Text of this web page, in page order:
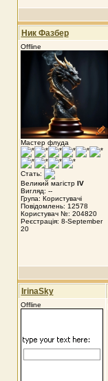
Ник Фазбер
Offline
Мастер флуда
Стать:
Великий магістр IV
Вигляд: --
Група: Користувачі
Повідомлень: 12578
Користувач №: 204820
Реєстрація: 8-September
20
IrinaSky
Offline